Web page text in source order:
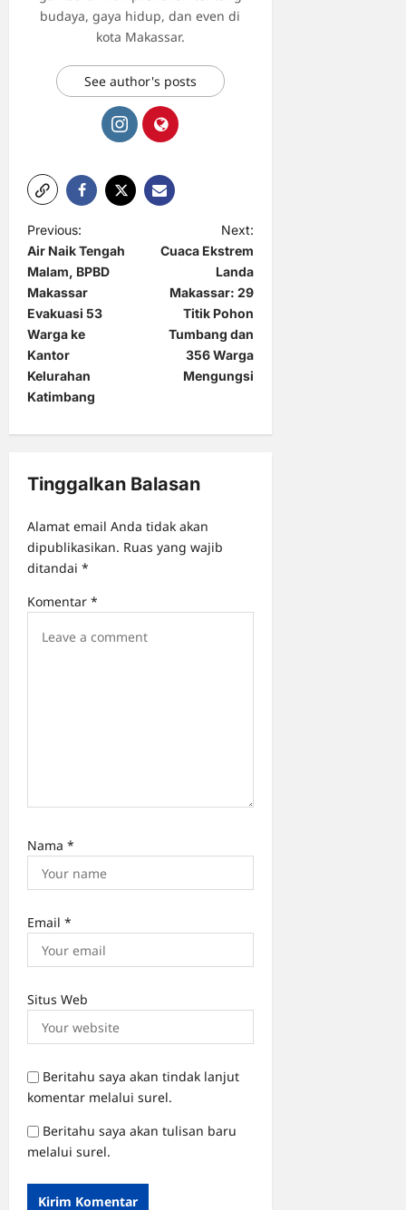
budaya, gaya hidup, dan even di
kota Makassar.
See author's posts
P
o
s
t
n
a
v
i
a
i
o
n
Previous:
Air Naik Tengah
Malam, BPBD
Makassar
Evakuasi 53
Warga ke
Kantor
Kelurahan
Katimbang
Next:
Cuaca Ekstrem
Landa
Makassar: 29
Titik Pohon
Tumbang dan
356 Warga
Mengungsi
Tinggalkan Balasan
Alamat email Anda tidak akan
dipublikasikan. Ruas yang wajib
ditandai *
Komentar *
Nama *
Email *
Situs Web
Beritahu saya akan tindak lanjut
komentar melalui surel.
Beritahu saya akan tulisan baru
melalui surel.